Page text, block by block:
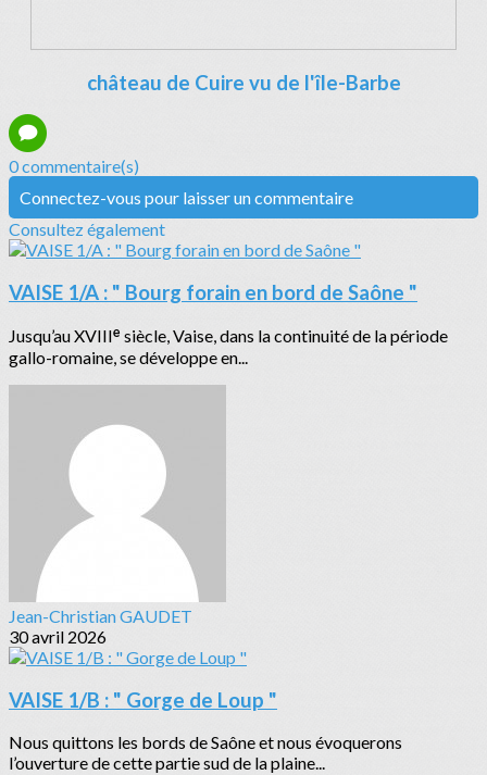
château de Cuire vu de l'île-Barbe
0 commentaire(s)
Connectez-vous pour laisser un commentaire
Consultez également
VAISE 1/A : " Bourg forain en bord de Saône "
Jusqu’au XVIIIᵉ siècle, Vaise, dans la continuité de la période
gallo-romaine, se développe en...
Jean-Christian GAUDET
30 avril 2026
VAISE 1/B : " Gorge de Loup "
Nous quittons les bords de Saône et nous évoquerons
l’ouverture de cette partie sud de la plaine...